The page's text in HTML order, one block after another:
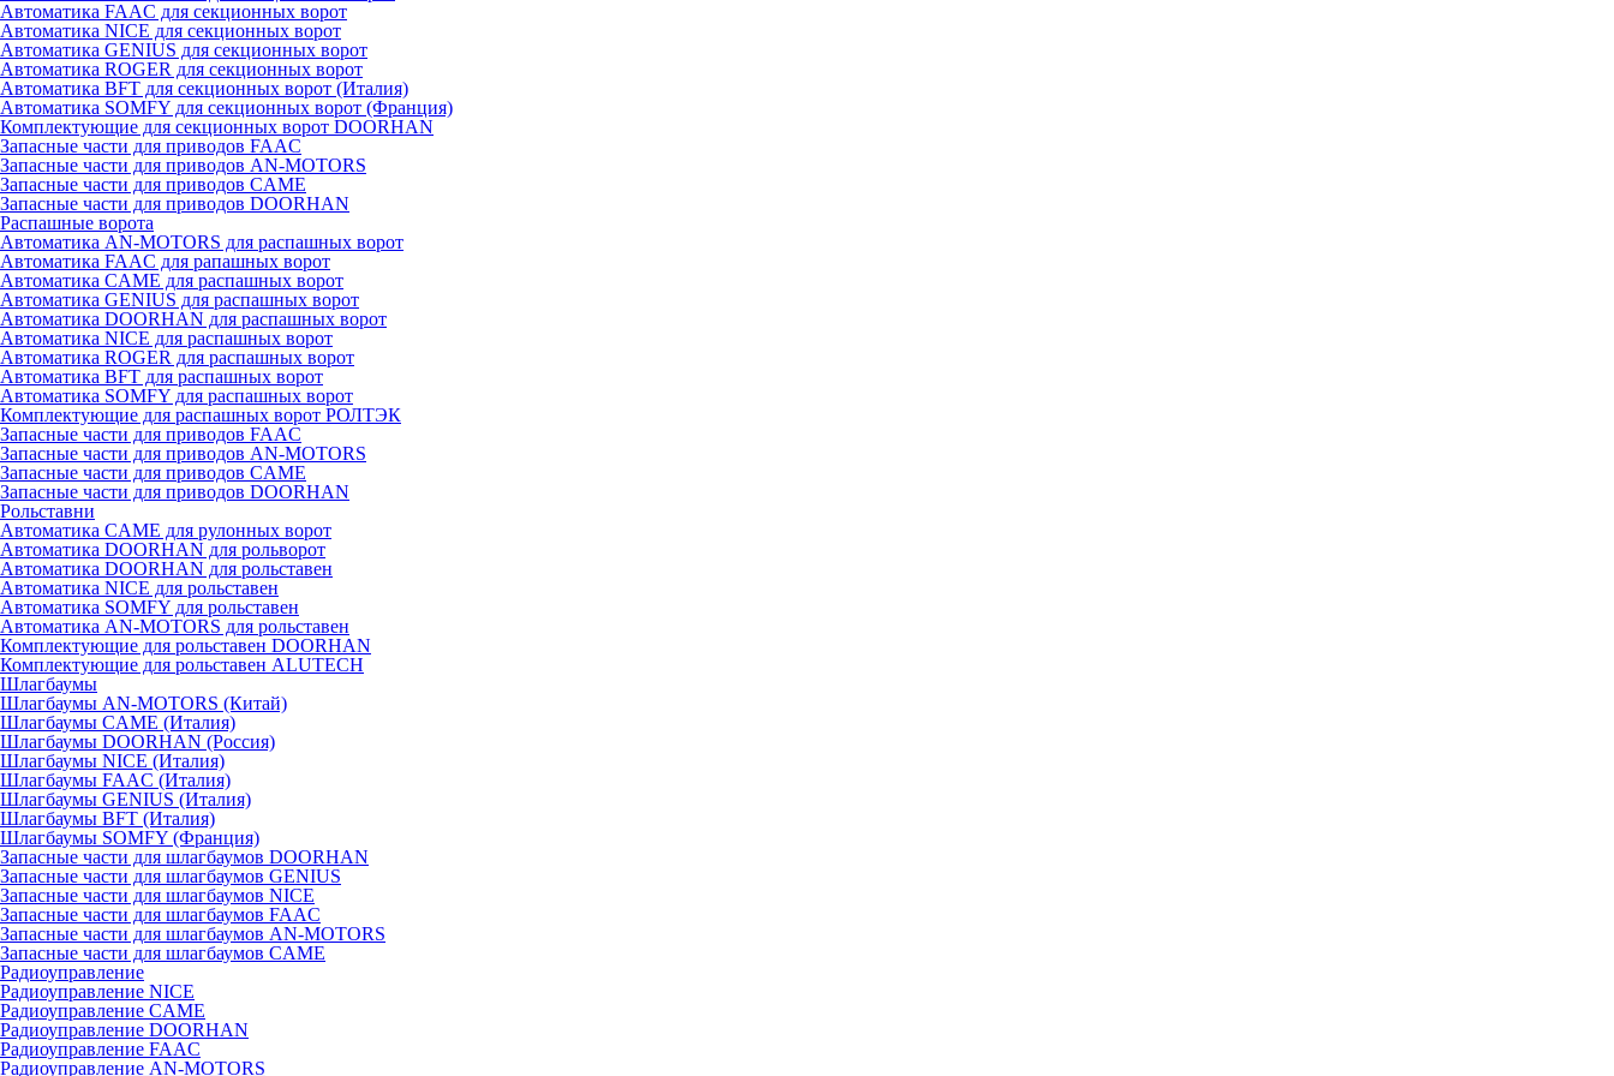
Автоматика FAAC для секционных ворот
Автоматика NICE для секционных ворот
Автоматика GENIUS для секционных ворот
Автоматика ROGER для секционных ворот
Автоматика BFT для секционных ворот (Италия)
Автоматика SOMFY для секционных ворот (Франция)
Комплектующие для секционных ворот DOORHAN
Запасные части для приводов FAAC
Запасные части для приводов AN-MOTORS
Запасные части для приводов CAME
Запасные части для приводов DOORHAN
Распашные ворота
Автоматика AN-MOTORS для распашных ворот
Автоматика FAAC для рапашных ворот
Автоматика CAME для раcпашных ворот
Автоматика GENIUS для раcпашных ворот
Автоматика DOORHAN для раcпашных ворот
Автоматика NICE для раcпашных ворот
Автоматика ROGER для раcпашных ворот
Автоматика BFT для раcпашных ворот
Автоматика SOMFY для распашных ворот
Комплектующие для распашных ворот РОЛТЭК
Запасные части для приводов FAAC
Запасные части для приводов AN-MOTORS
Запасные части для приводов CAME
Запасные части для приводов DOORHAN
Рольставни
Автоматика CAME для рулонных ворот
Автоматика DOORHAN для рольворот
Автоматика DOORHAN для рольставен
Автоматика NICE для рольставен
Автоматика SOMFY для рольставен
Автоматика AN-MOTORS для рольставен
Комплектующие для рольставен DOORHAN
Комплектующие для рольставен ALUTECH
Шлагбаумы
Шлагбаумы AN-MOTORS (Китай)
Шлагбаумы CAME (Италия)
Шлагбаумы DOORHAN (Россия)
Шлагбаумы NICE (Италия)
Шлагбаумы FAAC (Италия)
Шлагбаумы GENIUS (Италия)
Шлагбаумы BFT (Италия)
Шлагбаумы SOMFY (Франция)
Запасные части для шлагбаумов DOORHAN
Запасные части для шлагбаумов GENIUS
Запасные части для шлагбаумов NICE
Запасные части для шлагбаумов FAAC
Запасные части для шлагбаумов AN-MOTORS
Запасные части для шлагбаумов CAME
Радиоуправление
Радиоуправление NICE
Радиоуправление CAME
Радиоуправление DOORHAN
Радиоуправление FAAC
Радиоуправление AN-MOTORS